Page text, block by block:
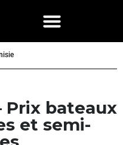
Prix bateaux
et semi-